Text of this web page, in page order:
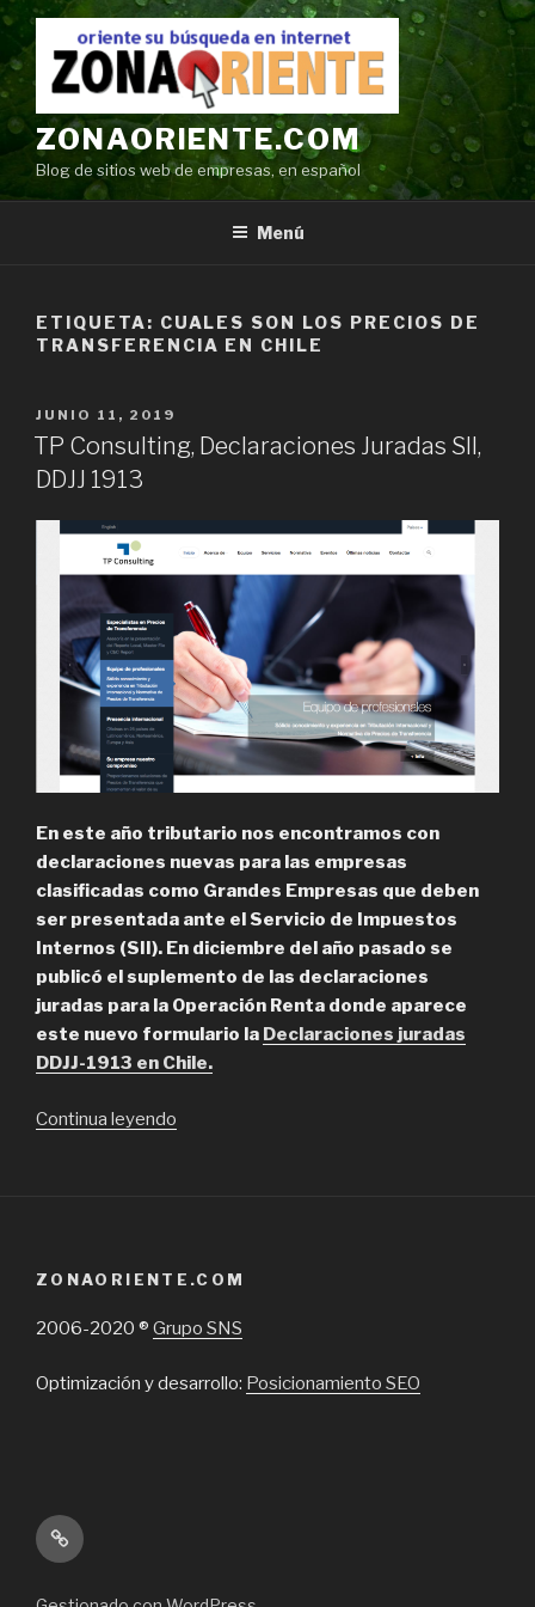
Ir
contenido
ZONAORIENTE.COM
Blog de sitios web de empresas, en español
Menú
ETIQUETA: CUALES SON LOS PRECIOS DE
TRANSFERENCIA EN CHILE
POSTED
ON
JUNIO 11, 2019
TP Consulting, Declaraciones Juradas SII,
DDJJ 1913
En este año tributario nos encontramos con
declaraciones nuevas para las empresas
clasificadas como Grandes Empresas que deben
ser presentada ante el Servicio de Impuestos
Internos (SII). En diciembre del año pasado se
publicó el suplemento de las declaraciones
juradas para la Operación Renta donde aparece
este nuevo formulario la Declaraciones juradas
DDJJ-1913 en Chile.
Continua leyendo
1913”
ZONAORIENTE.COM
2006-2020 ® Grupo SNS
Optimización y desarrollo: Posicionamiento SEO
Inicio